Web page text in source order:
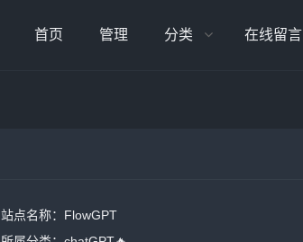
首页 管理 分类 在线留言
站点名称：FlowGPT